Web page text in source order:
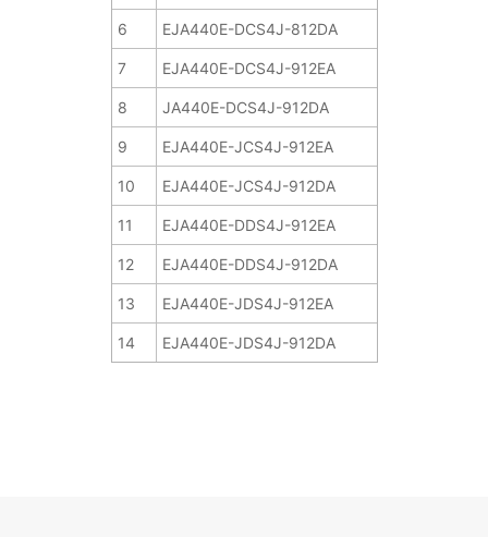
6 EJA440E-DCS4J-812DA
7 EJA440E-DCS4J-912EA
8 JA440E-DCS4J-912DA
9 EJA440E-JCS4J-912EA
10 EJA440E-JCS4J-912DA
11 EJA440E-DDS4J-912EA
12 EJA440E-DDS4J-912DA
13 EJA440E-JDS4J-912EA
14 EJA440E-JDS4J-912DA